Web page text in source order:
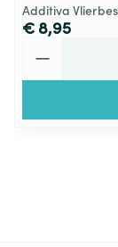
Additiva
€ 8,95